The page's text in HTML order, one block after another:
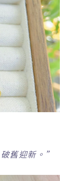
舊迎新。”